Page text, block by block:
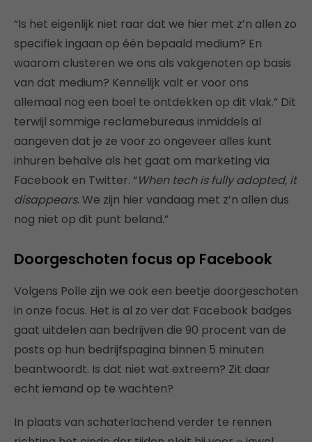
“Is het eigenlijk niet raar dat we hier met z’n allen zo
specifiek ingaan op één bepaald medium? En
waarom clusteren we ons als vakgenoten op basis
van dat medium? Kennelijk valt er voor ons
allemaal nog een boel te ontdekken op dit vlak.” Dit
terwijl sommige reclamebureaus inmiddels al
aangeven dat je ze voor zo ongeveer alles kunt
inhuren behalve als het gaat om marketing via
Facebook en Twitter. “When tech is fully adopted, it
disappears. We zijn hier vandaag met z’n allen dus
nog niet op dit punt beland.”
Doorgeschoten focus op Facebook
Volgens Polle zijn we ook een beetje doorgeschoten
in onze focus. Het is al zo ver dat Facebook badges
gaat uitdelen aan bedrijven die 90 procent van de
posts op hun bedrijfspagina binnen 5 minuten
beantwoordt. Is dat niet wat extreem? Zit daar
echt iemand op te wachten?
In plaats van schaterlachend verder te rennen